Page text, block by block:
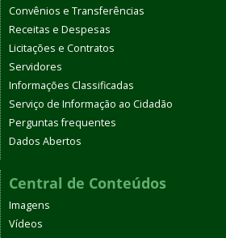
Convênios e Transferências
Receitas e Despesas
Licitações e Contratos
Servidores
Informações Classificadas
Serviço de Informação ao Cidadão
Perguntas frequentes
Dados Abertos
Central de Conteúdos
Imagens
Vídeos